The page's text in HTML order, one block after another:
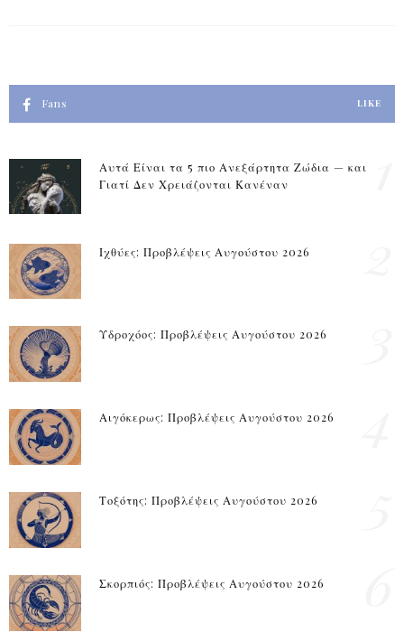
Fans LIKE
Αυτά Είναι τα 5 πιο Ανεξάρτητα Ζώδια — και
Γιατί Δεν Χρειάζονται Κανέναν
Ιχθύες: Προβλέψεις Αυγούστου 2026
Υδροχόος: Προβλέψεις Αυγούστου 2026
Αιγόκερως: Προβλέψεις Αυγούστου 2026
Τοξότης: Προβλέψεις Αυγούστου 2026
Σκορπιός: Προβλέψεις Αυγούστου 2026